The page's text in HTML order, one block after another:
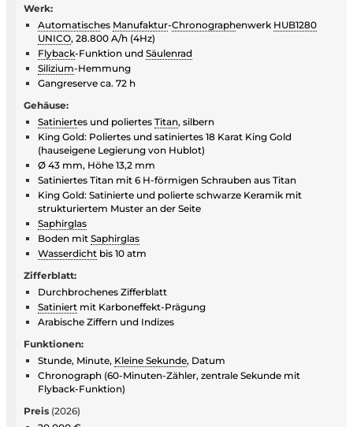
Werk:
Automatisches Manufaktur-Chronographenwerk HUB1280
UNICO, 28.800 A/h (4Hz)
Flyback-Funktion und Säulenrad
Silizium-Hemmung
Gangreserve ca. 72 h
Gehäuse:
Satiniertes und poliertes Titan, silbern
King Gold: Poliertes und satiniertes 18 Karat King Gold
(hauseigene Legierung von Hublot)
Ø 43 mm, Höhe 13,2 mm
Satiniertes Titan mit 6 H-förmigen Schrauben aus Titan
King Gold: Satinierte und polierte schwarze Keramik mit
strukturiertem Muster an der Seite
Saphirglas
Boden mit Saphirglas
Wasserdicht bis 10 atm
Zifferblatt:
Durchbrochenes Zifferblatt
Satiniert mit Karboneffekt-Prägung
Arabische Ziffern und Indizes
Funktionen:
Stunde, Minute, Kleine Sekunde, Datum
Chronograph (60-Minuten-Zähler, zentrale Sekunde mit
Flyback-Funktion)
Preis (2026)